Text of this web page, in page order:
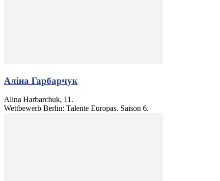
Аліна Гарбарчук
Alina Harbarchuk, 11.
Wettbewerb Berlin: Talente Europas. Saison 6.